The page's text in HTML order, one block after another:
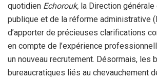
quotidien Echorouk, la Direction
publique et de la réforme administrative
d’apporter de précieuses clarifications
en compte de l’expérience
un nouveau recrutement. Désormais, les
bureaucratiques liés au chevauchement